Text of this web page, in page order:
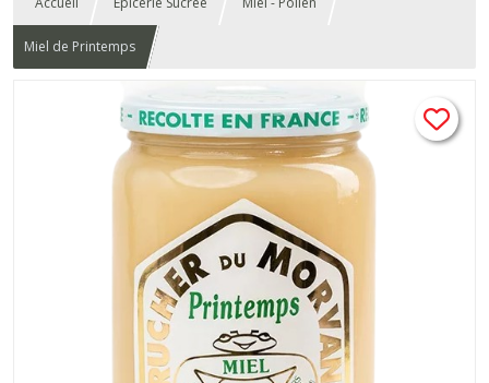
Miel de Printemps